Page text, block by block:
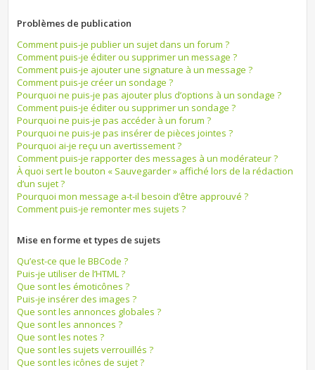
Problèmes de publication
Comment puis-je publier un sujet dans un forum ?
Comment puis-je éditer ou supprimer un message ?
Comment puis-je ajouter une signature à un message ?
Comment puis-je créer un sondage ?
Pourquoi ne puis-je pas ajouter plus d’options à un sondage ?
Comment puis-je éditer ou supprimer un sondage ?
Pourquoi ne puis-je pas accéder à un forum ?
Pourquoi ne puis-je pas insérer de pièces jointes ?
Pourquoi ai-je reçu un avertissement ?
Comment puis-je rapporter des messages à un modérateur ?
À quoi sert le bouton « Sauvegarder » affiché lors de la rédaction
d’un sujet ?
Pourquoi mon message a-t-il besoin d’être approuvé ?
Comment puis-je remonter mes sujets ?
Mise en forme et types de sujets
Qu’est-ce que le BBCode ?
Puis-je utiliser de l’HTML ?
Que sont les émoticônes ?
Puis-je insérer des images ?
Que sont les annonces globales ?
Que sont les annonces ?
Que sont les notes ?
Que sont les sujets verrouillés ?
Que sont les icônes de sujet ?